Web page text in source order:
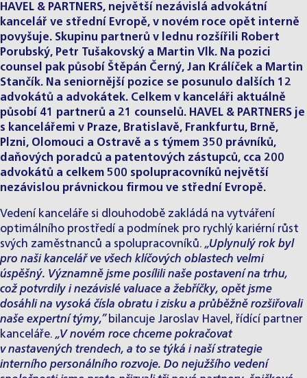
HAVEL & PARTNERS, největší nezávislá advokátní
kancelář ve střední Evropě, v novém roce opět interně
povyšuje. Skupinu partnerů v lednu rozšířili Robert
Porubský, Petr Tušakovský a Martin Vlk. Na pozici
counsel pak působí Štěpán Černý, Jan Králíček a Martin
Stančík. Na seniornější pozice se posunulo dalších 12
advokátů a advokátek. Celkem v kanceláři aktuálně
působí 41 partnerů a 21 counselů. HAVEL & PARTNERS je
s kancelářemi v Praze, Bratislavě, Frankfurtu, Brně,
Plzni, Olomouci a Ostravě a s týmem 350 právníků,
daňových poradců a patentových zástupců, cca 200
advokátů a celkem 500 spolupracovníků největší
nezávislou právnickou firmou ve střední Evropě.
Vedení kanceláře si dlouhodobě zakládá na vytváření
optimálního prostředí a podmínek pro rychlý kariérní růst
svých zaměstnanců a spolupracovníků. „Uplynulý rok byl
pro naši kancelář ve všech klíčových oblastech velmi
úspěšný. Významně jsme posílili naše postavení na trhu,
což potvrdily i nezávislé valuace a žebříčky, opět jsme
dosáhli na vysoká čísla obratu i zisku a průběžně rozšiřovali
naše expertní týmy,” bilancuje Jaroslav Havel, řídící partner
kanceláře. „V novém roce chceme pokračovat
v nastavených trendech, a to se týká i naší strategie
interního personálního rozvoje. Do nejužšího vedení